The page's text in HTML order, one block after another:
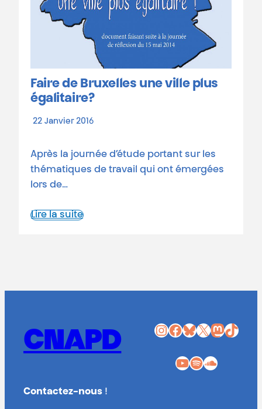
Faire de Bruxelles une ville plus
égalitaire?
22 Janvier 2016
Après la journée d’étude portant sur les
thématiques de travail qui ont émergées
lors de…
Lire la suite
CNAPD InstagramFacebook Bluesky X Mastodon TikTok
YouTube Spotify SoundCloud
Contactez-nous !